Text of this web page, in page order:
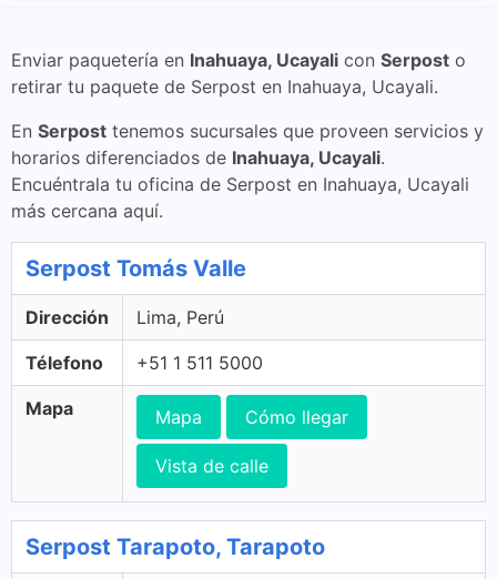
Enviar paquetería en Inahuaya, Ucayali con Serpost o
retirar tu paquete de Serpost en Inahuaya, Ucayali.
En Serpost tenemos sucursales que proveen servicios y
horarios diferenciados de Inahuaya, Ucayali.
Encuéntrala tu oficina de Serpost en Inahuaya, Ucayali
más cercana aquí.
Serpost Tomás Valle
Dirección Lima, Perú
Télefono +51 1 511 5000
Mapa Mapa Cómo llegar
Vista de calle
Serpost Tarapoto, Tarapoto